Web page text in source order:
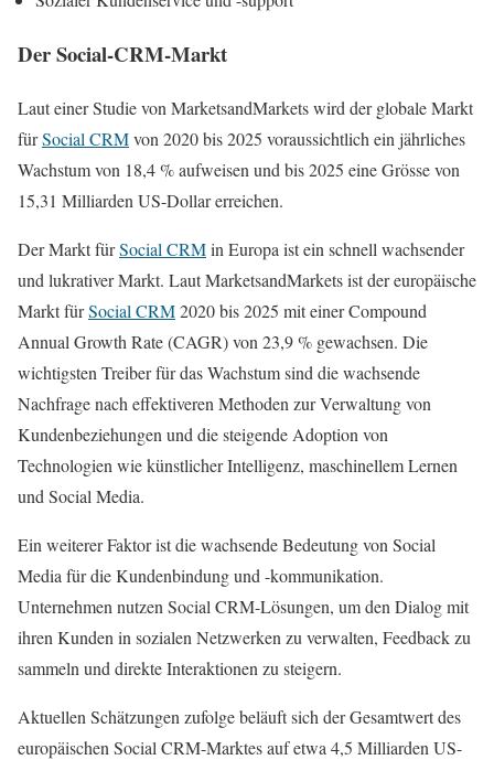
Der Social-CRM-Markt
Laut einer Studie von MarketsandMarkets wird der globale Markt
fürSocial CRMvon 2020 bis 2025 voraussichtlich ein jährliches
Wachstum von 18,4 % aufweisen und bis 2025 eine Grösse von
15,31 Milliarden US-Dollar erreichen.
Der Markt fürSocial CRMin Europa ist ein schnell wachsender
und lukrativer Markt. Laut MarketsandMarkets ist der europäische
Markt fürSocial CRM2020 bis 2025 mit einer Compound
Annual Growth Rate (CAGR) von 23,9 % gewachsen. Die
wichtigsten Treiber für das Wachstum sind die wachsende
Nachfrage nach effektiveren Methoden zur Verwaltung von
Kundenbeziehungen und die steigende Adoption von
Technologien wie künstlicher Intelligenz, maschinellem Lernen
und Social Media.
Ein weiterer Faktor ist die wachsende Bedeutung von Social
Media für die Kundenbindung und -kommunikation.
Unternehmen nutzen Social CRM-Lösungen, um den Dialog mit
ihren Kunden in sozialen Netzwerken zu verwalten, Feedback zu
sammeln und direkte Interaktionen zu steigern.
Aktuellen Schätzungen zufolge beläuft sich der Gesamtwert des
europäischen Social CRM-Marktes auf etwa 4,5 Milliarden US-